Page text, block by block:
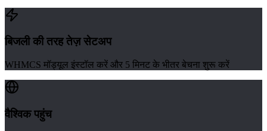
बिजली की तरह तेज़ सेटअप
WHMCS मॉड्यूल इंस्टॉल करें और 5 मिनट के भीतर बेचना शुरू करें
वैश्विक पहुंच